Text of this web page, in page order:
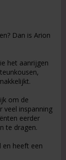
Dan is Arion
het aanrijgen
om de
veel inspanning
eerder
te dragen.
en heeft een